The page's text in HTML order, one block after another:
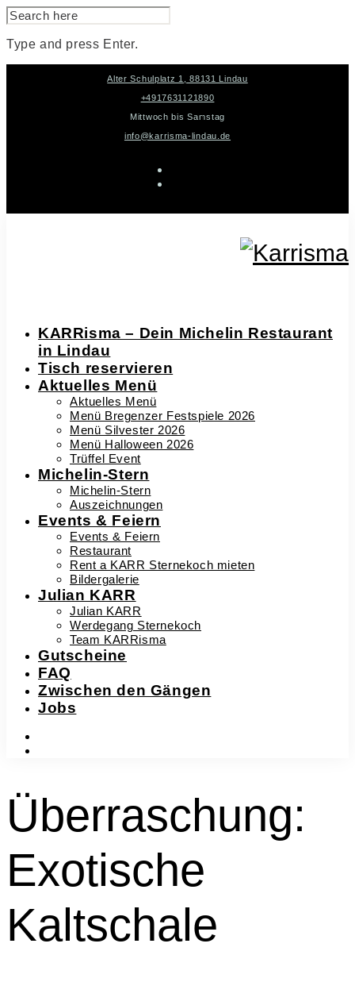
SEARCH
FOR:
Type and press Enter.
Alter Schulplatz 1, 88131 Lindau
+4917631121890
Mittwoch bis Samstag
info@karrisma-lindau.de
KARRisma – Dein Michelin Restaurant
in Lindau
Tisch reservieren
Aktuelles Menü
Aktuelles Menü
Menü Bregenzer Festspiele 2026
Menü Silvester 2026
Menü Halloween 2026
Trüffel Event
Michelin-Stern
Michelin-Stern
Auszeichnungen
Events & Feiern
Events & Feiern
Restaurant
Rent a KARR Sternekoch mieten
Bildergalerie
Julian KARR
Julian KARR
Werdegang Sternekoch
Team KARRisma
Gutscheine
FAQ
Zwischen den Gängen
Jobs
Überraschung:
Exotische
Kaltschale